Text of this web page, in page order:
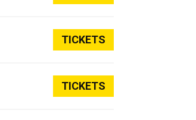
TICKETS
TICKETS